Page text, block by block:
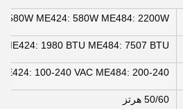
580W ME424: 580W ME484: 2200W
ME424: 1980 BTU ME484: 7507 BTU
100-240 VAC ME484: 200-240
50/60 هرتز